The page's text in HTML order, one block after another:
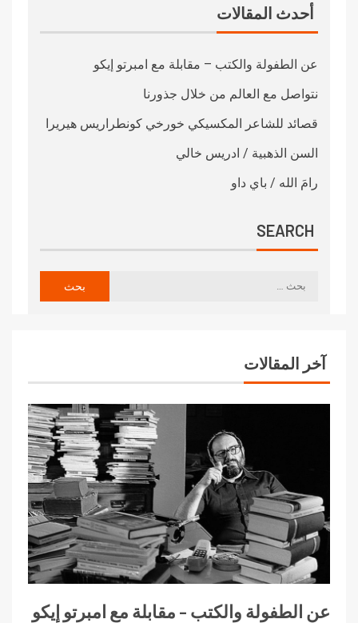
أحدث المقالات
عن الطفولة والكتب – مقابلة مع امبرتو إيكو
نتواصل مع العالم من خلال جذورنا
قصائد للشاعر المكسيكي خورخي كونطراريس هيريرا
السن الذهبية / ادريس خالي
رامَ الله / باي داو
SEARCH
آخر المقالات
عن الطفولة والكتب – مقابلة مع امبرتو إيكو